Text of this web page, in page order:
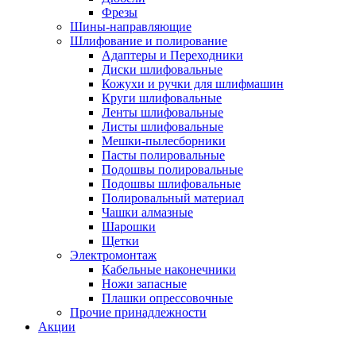
Фрезы
Шины-направляющие
Шлифование и полирование
Адаптеры и Переходники
Диски шлифовальные
Кожухи и ручки для шлифмашин
Круги шлифовальные
Ленты шлифовальные
Листы шлифовальные
Мешки-пылесборники
Пасты полировальные
Подошвы полировальные
Подошвы шлифовальные
Полировальный материал
Чашки алмазные
Шарошки
Щетки
Электромонтаж
Кабельные наконечники
Ножи запасные
Плашки опрессовочные
Прочие принадлежности
Акции